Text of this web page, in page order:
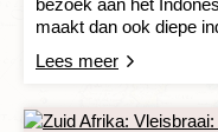
bezoek aan het
maakt dan ook diepe
Lees meer